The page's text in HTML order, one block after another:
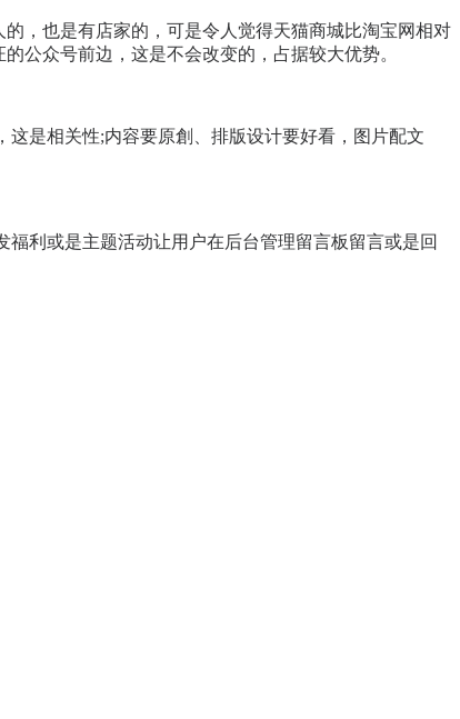
，也是有店家的，可是令人觉得天猫商城比淘宝网相对
公众号前边，这是不会改变的，占据较大优势。
是相关性;内容要原創、排版设计要好看，图片配文
利或是主题活动让用户在后台管理留言板留言或是回